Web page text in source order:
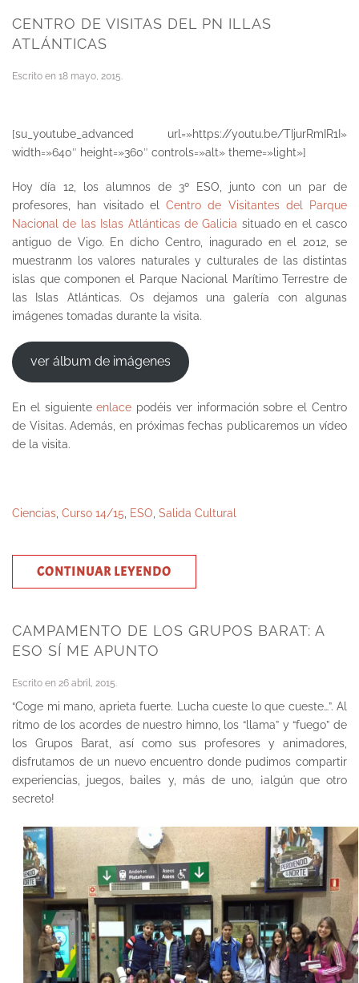
CENTRO DE VISITAS DEL PN ILLAS
ATLÁNTICAS
Escrito en 18 mayo, 2015
[su_youtube_advanced url=»https://youtu.be/TIjurRmIR1I»
width=»640″ height=»360″ controls=»alt» theme=»light»]
Hoy día 12, los alumnos de 3º ESO, junto con un par de
profesores, han visitado el
Centro de Visitantes del Parque
Nacional de las Islas Atlánticas de Galicia situado en el casco
antiguo de Vigo. En dicho Centro, inagurado en el 2012, se
muestranm los valores naturales y culturales de las distintas
islas que componen el Parque Nacional Marítimo Terrestre de
las Islas Atlánticas. Os dejamos una galería con algunas
imágenes tomadas durante la visita.
ver álbum de imágenes
En el siguienteenlace podéis ver información sobre el Centro
de Visitas. Además, en próximas fechas publicaremos un vídeo
de la visita.
Ciencias Curso 14/15 ESO Salida Cultural
CONTINUAR LEYENDO
CAMPAMENTO DE LOS GRUPOS BARAT: A
ESO SÍ ME APUNTO
Escrito en 26 abril, 2015
“Coge mi mano, aprieta fuerte. Lucha cueste lo que cueste…”. Al
ritmo de los acordes de nuestro himno, los “llama” y “fuego” de
los Grupos Barat, así como sus profesores y animadores,
disfrutamos de un nuevo encuentro donde pudimos compartir
experiencias, juegos, bailes y, más de uno, ¡algún que otro
secreto!